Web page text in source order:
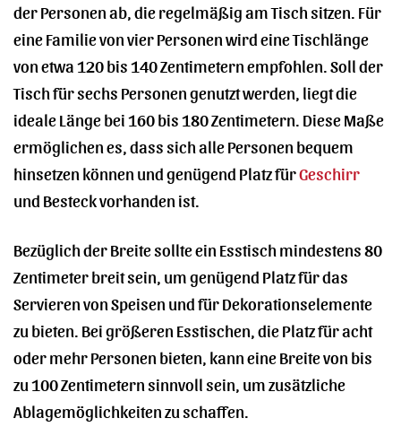
der Personen ab, die regelmäßig am Tisch sitzen. Für
eine Familie von vier Personen wird eine Tischlänge
von etwa 120 bis 140 Zentimetern empfohlen. Soll der
Tisch für sechs Personen genutzt werden, liegt die
ideale Länge bei 160 bis 180 Zentimetern. Diese Maße
ermöglichen es, dass sich alle Personen bequem
hinsetzen können und genügend Platz fürGeschirr
und Besteck vorhanden ist.
Bezüglich der Breite sollte ein Esstisch mindestens 80
Zentimeter breit sein, um genügend Platz für das
Servieren von Speisen und für Dekorationselemente
zu bieten. Bei größeren Esstischen, die Platz für acht
oder mehr Personen bieten, kann eine Breite von bis
zu 100 Zentimetern sinnvoll sein, um zusätzliche
Ablagemöglichkeiten zu schaffen.